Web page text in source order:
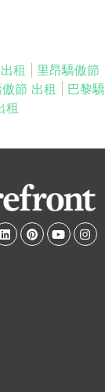
租
里昂驕傲節
節 出租
巴黎驕
租